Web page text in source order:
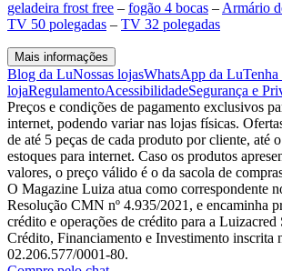
geladeira frost free – fogão 4 bocas – Armário
TV 50 polegadas – TV 32 polegadas
Mais informações
Blog da LuNossas lojasWhatsApp da LuTenha
lojaRegulamentoAcessibilidadeSegurança e
Preços e condições de pagamento exclusivos
internet, podendo variar nas lojas físicas.
de até 5 peças de cada produto por cliente, até
estoques para internet. Caso os produtos
valores, o preço válido é o da sacola de
O Magazine Luiza atua como correspondente
Resolução CMN nº 4.935/2021, e encaminha
crédito e operações de crédito para a Luizacred
Crédito, Financiamento e Investimento inscrita
02.206.577/0001-80.